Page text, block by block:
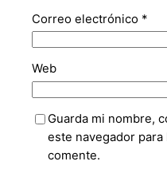
Correo electrónico *
Web
Guarda mi nombre,
este navegador
comente.